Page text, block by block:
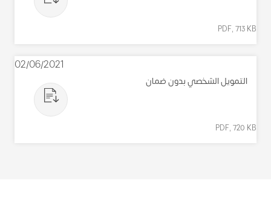
PDF, 713 KB
02/06/2021
التمويل الشخصي بدون ضمان
PDF, 720 KB